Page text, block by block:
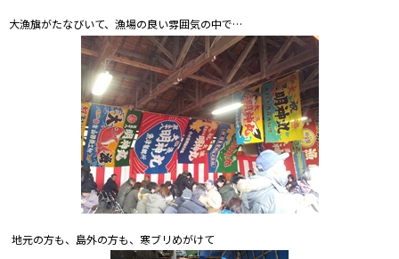
大漁旗がたなびいて、漁場の良い雰囲気の中で…
地元の方も、島外の方も、寒ブリめがけて